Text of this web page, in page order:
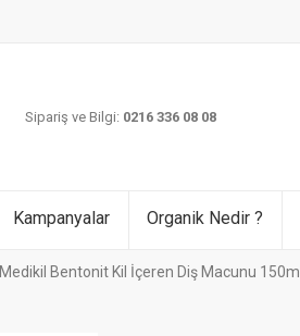
Sipariş ve Bilgi: 0216 336 08 08
Kampanyalar Organik Nedir ?
Medikil Bentonit Kil İçeren Diş Macunu 150ml